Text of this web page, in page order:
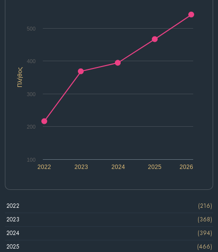
Πλήθος
2025
2022 2023 2024 2026
100
200
300
400
500
2022
(216)
2023
(368)
2024
(394)
2025
(466)